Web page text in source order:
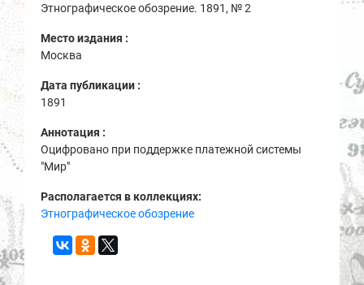
Этнографическое обозрение. 1891, № 2
Место издания :
Москва
Дата публикации :
1891
Аннотация :
Оцифровано при поддержке платежной системы
"Мир"
Располагается в коллекциях:
Этнографическое обозрение